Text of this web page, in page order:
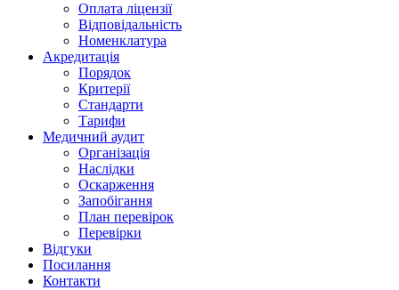
Оплата ліцензії
Відповідальність
Номенклатура
Акредитація
Порядок
Критерії
Стандарти
Тарифи
Медичний аудит
Організація
Наслідки
Оскарження
Запобігання
План перевірок
Перевірки
Відгуки
Посилання
Контакти